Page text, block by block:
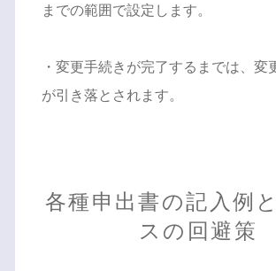
までの範囲で設定します。
・変更手続きが完了するまでは、変
が引き落とされます。
各種申出書の記入例
スの回避策